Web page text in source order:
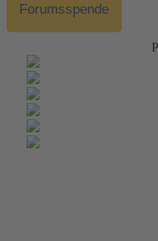
Forumsspende